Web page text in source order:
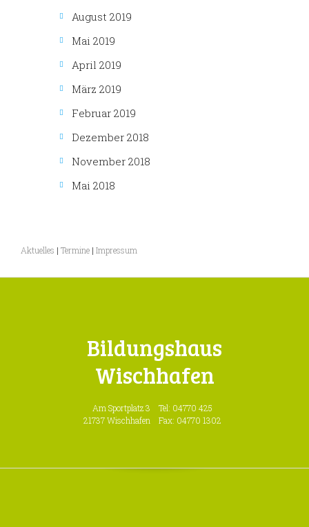
August 2019
Mai 2019
April 2019
März 2019
Februar 2019
Dezember 2018
November 2018
Mai 2018
Aktuelles | Termine | Impressum
Bildungshaus
Wischhafen
Tel: 04770 425
Fax: 04770 1302
Am Sportplatz 3
21737 Wischhafen